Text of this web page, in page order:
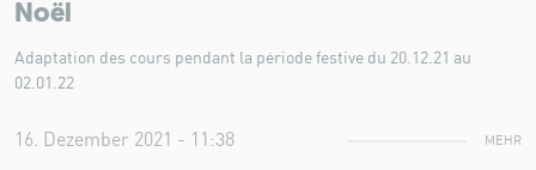
Noël
Adaptation des cours pendant la période festive du 20.12.21 au
02.01.22
16. Dezember 2021 - 11:38 MEHR